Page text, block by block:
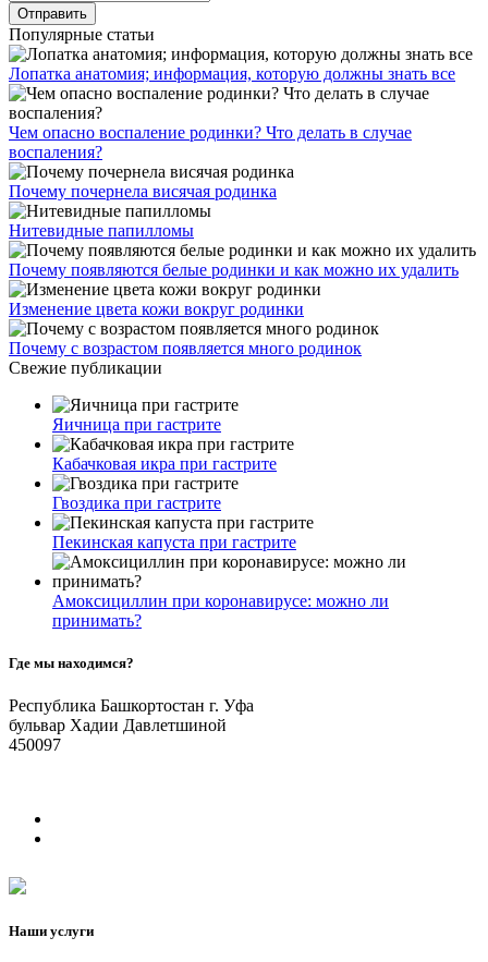
Популярные статьи
Лопатка анатомия; информация, которую должны знать все
Чем опасно воспаление родинки? Что делать в случае
воспаления?
Почему почернела висячая родинка
Нитевидные папилломы
Почему появляются белые родинки и как можно их удалить
Изменение цвета кожи вокруг родинки
Почему с возрастом появляется много родинок
Свежие публикации
Яичница при гастрите
Кабачковая икра при гастрите
Гвоздика при гастрите
Пекинская капуста при гастрите
Амоксициллин при коронавирусе: можно ли
принимать?
Где мы находимся?
Республика Башкортостан г. Уфа
бульвар Хадии Давлетшиной
450097
Наши услуги